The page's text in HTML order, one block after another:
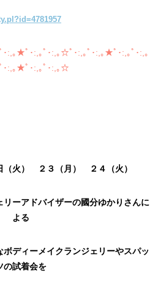
:,｡★ﾟ･:,｡ﾟ･:,｡☆ﾟ･:,｡ﾟ･:,｡★ﾟ･:,｡ﾟ･:,｡
･:,｡★ﾟ･:,｡ﾟ･:,｡☆
（火） ２３（月） ２４（火）
ーアドバイザーの國分ゆかりさんに
よる
ディーメイクランジェリーやスパッ
の試着会を